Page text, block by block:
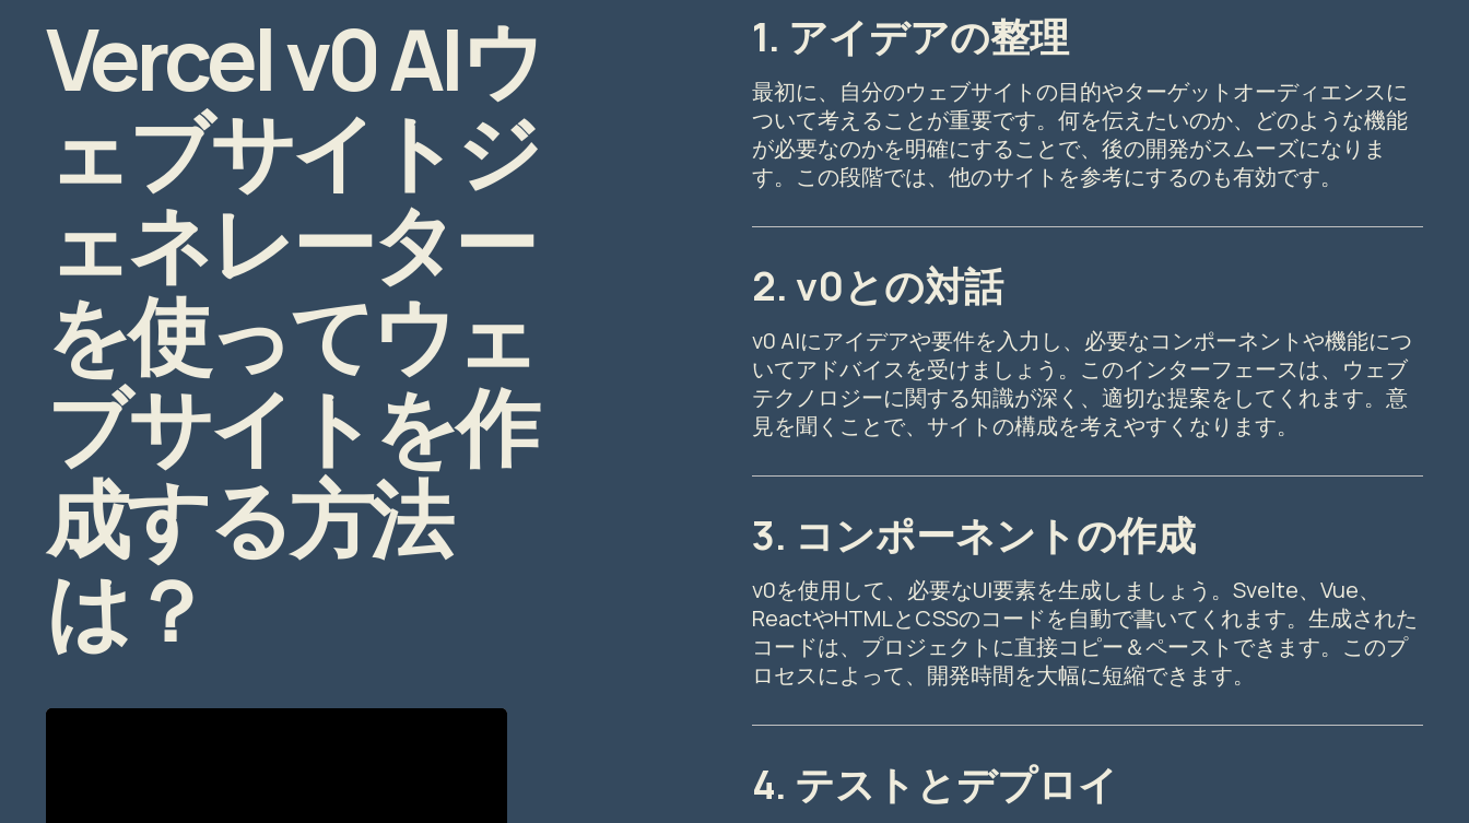
Vercel v0 AIウ
ェブサイトジ
ェネレーター
を使ってウェ
ブサイトを作
成する方法
は？
1. アイデアの整理
最初に、自分のウェブサイトの目的やターゲットオーディエンスに
ついて考えることが重要です。何を伝えたいのか、どのような機能
が必要なのかを明確にすることで、後の開発がスムーズになりま
す。この段階では、他のサイトを参考にするのも有効です。
2. v0との対話
v0 AIにアイデアや要件を入力し、必要なコンポーネントや機能につ
いてアドバイスを受けましょう。このインターフェースは、ウェブ
テクノロジーに関する知識が深く、適切な提案をしてくれます。意
見を聞くことで、サイトの構成を考えやすくなります。
3. コンポーネントの作成
v0を使用して、必要なUI要素を生成しましょう。Svelte、Vue、
ReactやHTMLとCSSのコードを自動で書いてくれます。生成された
コードは、プロジェクトに直接コピー＆ペーストできます。このプ
ロセスによって、開発時間を大幅に短縮できます。
4. テストとデプロイ